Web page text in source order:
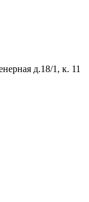
д.18/1, к. 11